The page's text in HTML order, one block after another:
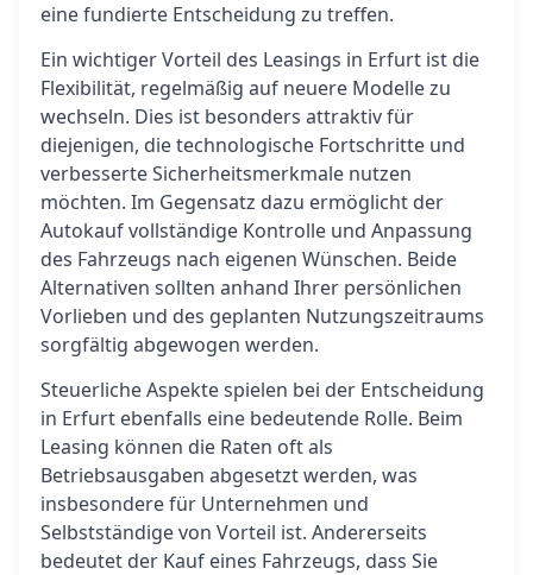
eine fundierte Entscheidung zu treffen.
Ein wichtiger Vorteil des Leasings in Erfurt ist die
Flexibilität, regelmäßig auf neuere Modelle zu
wechseln. Dies ist besonders attraktiv für
diejenigen, die technologische Fortschritte und
verbesserte Sicherheitsmerkmale nutzen
möchten. Im Gegensatz dazu ermöglicht der
Autokauf vollständige Kontrolle und Anpassung
des Fahrzeugs nach eigenen Wünschen. Beide
Alternativen sollten anhand Ihrer persönlichen
Vorlieben und des geplanten Nutzungszeitraums
sorgfältig abgewogen werden.
Steuerliche Aspekte spielen bei der Entscheidung
in Erfurt ebenfalls eine bedeutende Rolle. Beim
Leasing können die Raten oft als
Betriebsausgaben abgesetzt werden, was
insbesondere für Unternehmen und
Selbstständige von Vorteil ist. Andererseits
bedeutet der Kauf eines Fahrzeugs, dass Sie